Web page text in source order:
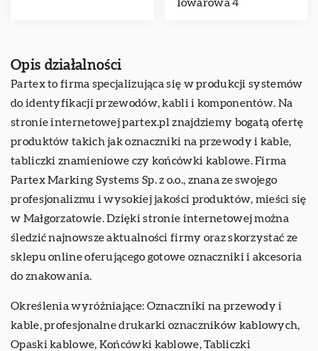
Towarowa 4
Opis działalności
Partex to firma specjalizująca się w produkcji systemów
do identyfikacji przewodów, kabli i komponentów. Na
stronie internetowej partex.pl znajdziemy bogatą ofertę
produktów takich jak oznaczniki na przewody i kable,
tabliczki znamieniowe czy końcówki kablowe. Firma
Partex Marking Systems Sp. z o.o., znana ze swojego
profesjonalizmu i wysokiej jakości produktów, mieści się
w Małgorzatowie. Dzięki stronie internetowej można
śledzić najnowsze aktualności firmy oraz skorzystać ze
sklepu online oferującego gotowe oznaczniki i akcesoria
do znakowania.
Określenia wyróżniające: Oznaczniki na przewody i
kable,profesjonalne drukarki oznaczników kablowych,
Opaski kablowe, Końcówki kablowe, Tabliczki